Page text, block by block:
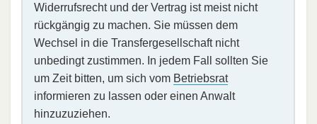
Widerrufsrecht und der Vertrag ist meist nicht
rückgängig zu machen. Sie müssen dem
Wechsel in die Transfergesellschaft nicht
unbedingt zustimmen. In jedem Fall sollten Sie
um Zeit bitten, um sich vom Betriebsrat
informieren zu lassen oder einen Anwalt
hinzuzuziehen.